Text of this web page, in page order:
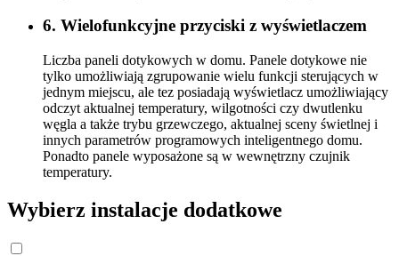
6. Wielofunkcyjne przyciski z wyświetlaczem
Liczba paneli dotykowych w domu. Panele dotykowe nie
tylko umożliwiają zgrupowanie wielu funkcji sterujących w
jednym miejscu, ale tez posiadają wyświetlacz umożliwiający
odczyt aktualnej temperatury, wilgotności czy dwutlenku
węgla a także trybu grzewczego, aktualnej sceny świetlnej i
innych parametrów programowych inteligentnego domu.
Ponadto panele wyposażone są w wewnętrzny czujnik
temperatury.
Wybierz instalacje dodatkowe